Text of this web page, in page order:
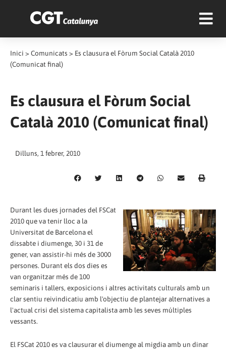
Inici > Comunicats > Es clausura el Fòrum Social Català 2010
(Comunicat final)
Es clausura el Fòrum Social
Català 2010 (Comunicat final)
Dilluns, 1 febrer, 2010
Durant les dues jornades del FSCat
2010 que va tenir lloc a la
Universitat de Barcelona el
dissabte i diumenge, 30 i 31 de
gener, van assistir-hi més de 3000
persones. Durant els dos dies es
van organitzar més de 100
seminaris i tallers, exposicions i altres activitats culturals amb un
clar sentiu reivindicatiu amb l'objectiu de plantejar alternatives a
l'actual crisi del sistema capitalista amb les seves múltiples
vessants.
El FSCat 2010 es va clausurar el diumenge al migdia amb un dinar